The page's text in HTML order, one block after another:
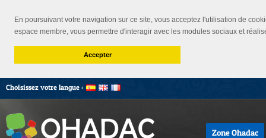
En poursuivant votre navigation sur ce site, vous acceptez l'utilisation de
espace membre, vous permettre d'interagir avec les modules sociaux et
Accepter
Choisissez votre langue :
Zone Ohadac